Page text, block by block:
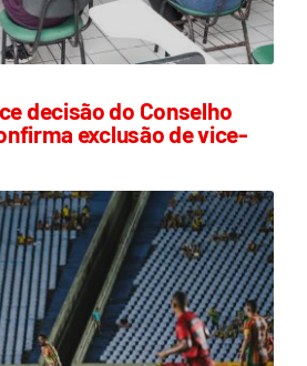
decisão do Conselho
exclusão de vice-